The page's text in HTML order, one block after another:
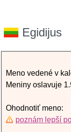
Egidijus
Meno vedené v
Meniny oslavuje
Ohodnotiť meno:
poznám lepší